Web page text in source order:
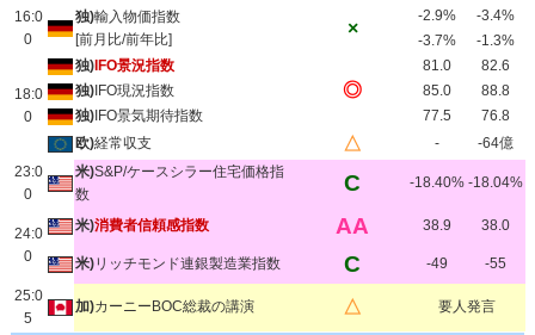
16:0
0
独)輸入物価指数
[前月比/前年比]
×
-2.9%
-3.4%
-3.7%
-1.3%
18:0
0
独) IFO景況指数
◎
81.0
82.6
独) IFO現況指数 85.0
88.8
独) IFO景気期待指数 77.5
76.8
欧)経常収支 △ -
-64億
23:0
0
米)S&P/ケースシラー住宅価格指
数
C -18.40% -18.04%
24:0
0
米)消費者信頼感指数 AA 38.9 38.0
米)リッチモンド連銀製造業指数 C -49
-55
25:0
5
加)カーニーBOC総裁の講演 △ 要人発言